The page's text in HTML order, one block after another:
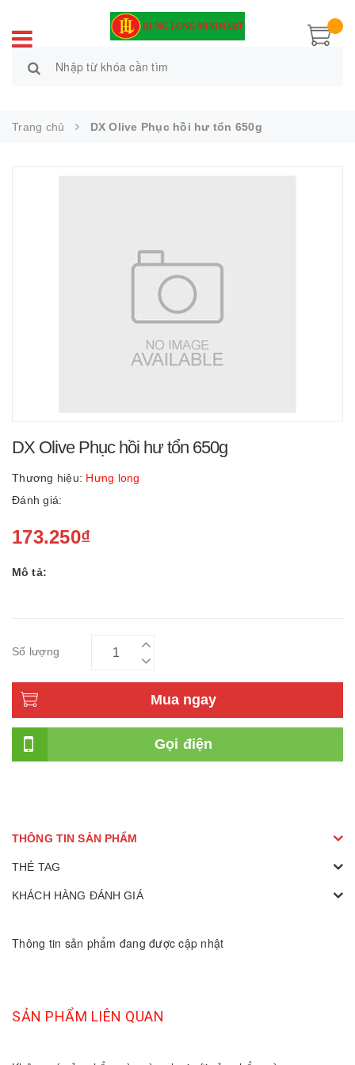
Trang chủ DX Olive Phục hồi hư tổn 650g
DX Olive Phục hồi hư tổn 650g
Thương hiệu: Hưng long
Đánh giá:
173.250₫
Mô tả:
Số lượng
Mua ngay
Gọi điện
THÔNG TIN SẢN PHẨM
THẺ TAG
KHÁCH HÀNG ĐÁNH GIÁ
Thông tin sản phẩm đang được cập nhật
SẢN PHẨM LIÊN QUAN